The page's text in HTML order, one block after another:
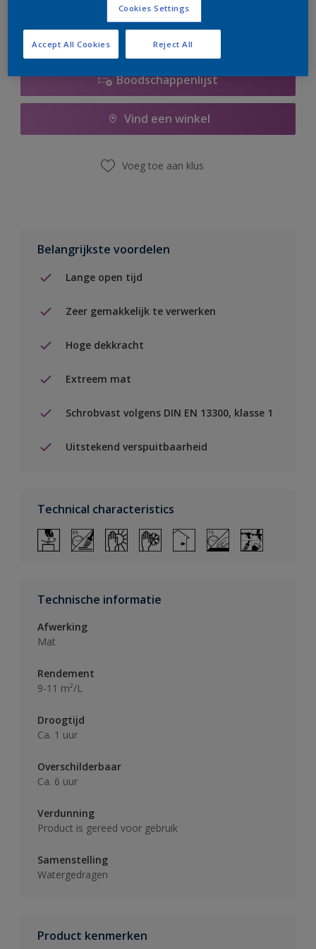
Boodschappenlijst
Vind een winkel
Voeg toe aan klus
Belangrijkste voordelen
Lange open tijd
Zeer gemakkelijk te verwerken
Hoge dekkracht
Extreem mat
Schrobvast volgens DIN EN 13300, klasse 1
Uitstekend verspuitbaarheid
Technical characteristics
Technische informatie
Afwerking
Mat
Rendement
9-11 m²/L
Droogtijd
Ca. 1 uur
Overschilderbaar
Ca. 6 uur
Verdunning
Product is gereed voor gebruik
Samenstelling
Watergedragen
Product kenmerken
Cookies Settings
Reject All
Accept All Cookies